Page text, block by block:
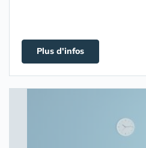
Plus d'infos